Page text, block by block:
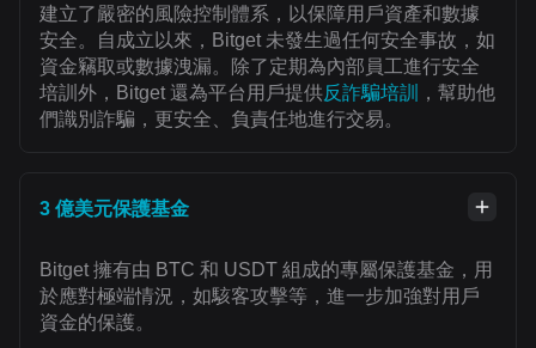
建立了嚴密的風險控制體系，以保障用戶資產和數據
安全。自成立以來，Bitget 未發生過任何安全事故，如
資金竊取或數據洩漏。除了定期為內部員工進行安全
培訓外，Bitget 還為平台用戶提供反詐騙培訓
，幫助他
們識別詐騙，更安全、負責任地進行交易。
3 億美元保護基金
Bitget 擁有由 BTC 和 USDT 組成的專屬保護基金，用
於應對極端情況，如駭客攻擊等，進一步加強對用戶
資金的保護。